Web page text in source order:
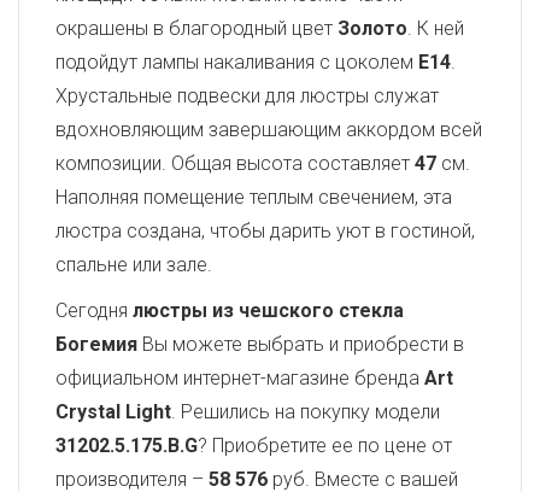
окрашены в благородный цвет Золото. К ней
подойдут лампы накаливания с цоколем E14.
Хрустальные подвески для люстры служат
вдохновляющим завершающим аккордом всей
композиции. Общая высота составляет 47 см.
Наполняя помещение теплым свечением, эта
люстра создана, чтобы дарить уют в гостиной,
спальне или зале.
Сегодня люстры из чешского стекла
Богемия Вы можете выбрать и приобрести в
официальном интернет-магазине бренда Art
Crystal Light. Решились на покупку модели
31202.5.175.B.G? Приобретите ее по цене от
производителя – 58 576 руб. Вместе с вашей